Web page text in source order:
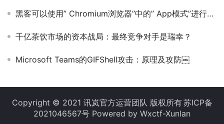
黑客可以使用” Chromium浏览器”中的” App模式”进行隐形钓鱼攻击￼
千亿茶饮市场的资本战局：最终竞争对手是瑞幸？
Microsoft Teams的GIFShell攻击：原理及攻防￼
Copyright © 2021 讯岚官方运营团队 版权所有苏ICP备
2021046567号 Powered by Wxctf-Xunlan